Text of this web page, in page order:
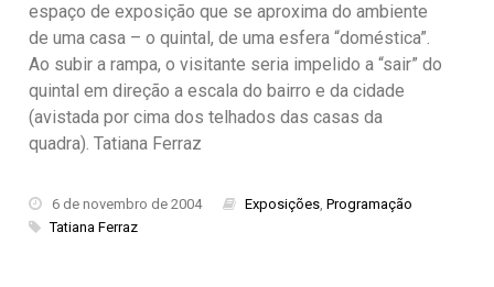
espaço de exposição que se aproxima do ambiente
de uma casa – o quintal, de uma esfera “doméstica”.
Ao subir a rampa, o visitante seria impelido a “sair” do
quintal em direção a escala do bairro e da cidade
(avistada por cima dos telhados das casas da
quadra). Tatiana Ferraz
6 de novembro de 2004 Exposições,Programação
Tatiana Ferraz